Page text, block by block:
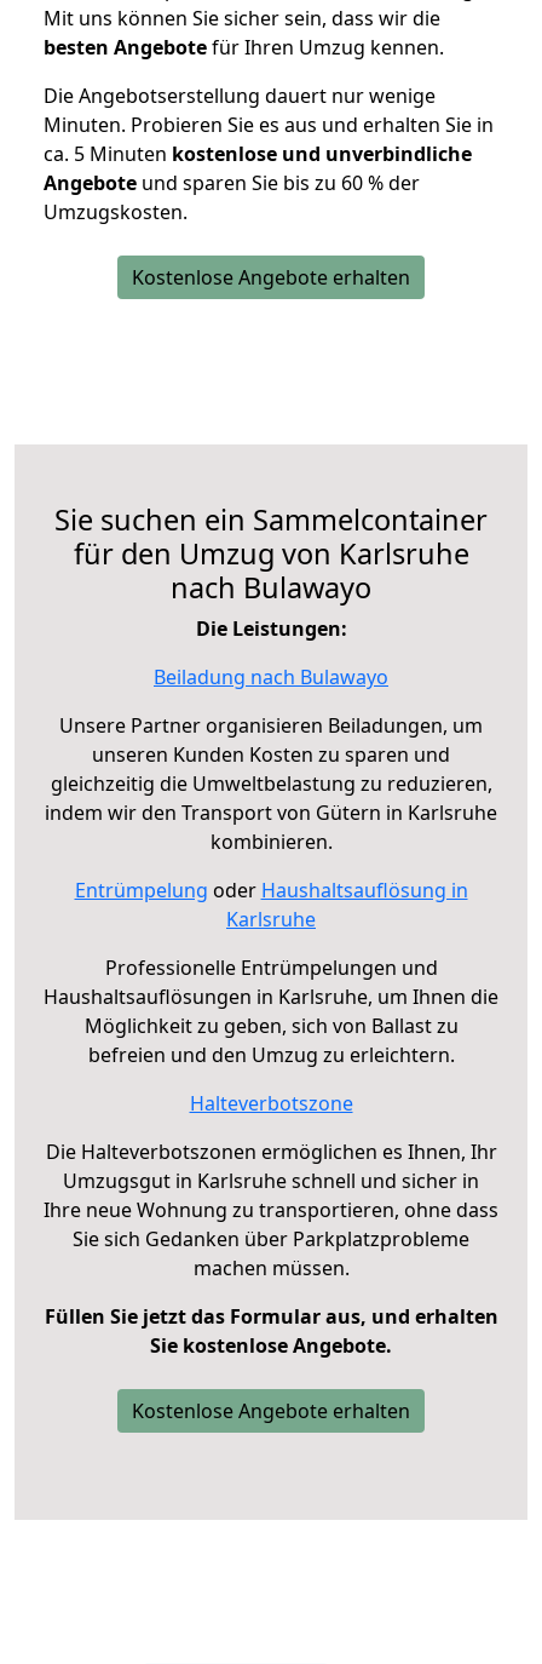
Mit uns können Sie sicher sein, dass wir die
besten Angebotefür Ihren Umzug kennen.
Die Angebotserstellung dauert nur wenige
Minuten. Probieren Sie es aus und erhalten Sie in
ca. 5 Minuten kostenlose und unverbindliche
Angebote und sparen Sie bis zu 60 % der
Umzugskosten.
Kostenlose Angebote erhalten
Sie suchen ein Sammelcontainer
für den Umzug von Karlsruhe
nach Bulawayo
Die Leistungen:
Beiladung nach Bulawayo
Unsere Partner organisieren Beiladungen, um
unseren Kunden Kosten zu sparen und
gleichzeitig die Umweltbelastung zu reduzieren,
indem wir den Transport von Gütern in Karlsruhe
kombinieren.
Entrümpelung oder Haushaltsauflösung in
Karlsruhe
Professionelle Entrümpelungen und
Haushaltsauflösungen in Karlsruhe, um Ihnen die
Möglichkeit zu geben, sich von Ballast zu
befreien und den Umzug zu erleichtern.
Halteverbotszone
Die Halteverbotszonen ermöglichen es Ihnen, Ihr
Umzugsgut in Karlsruhe schnell und sicher in
Ihre neue Wohnung zu transportieren, ohne dass
Sie sich Gedanken über Parkplatzprobleme
machen müssen.
Füllen Sie jetzt das Formular aus, und erhalten
Sie kostenlose Angebote.
Kostenlose Angebote erhalten